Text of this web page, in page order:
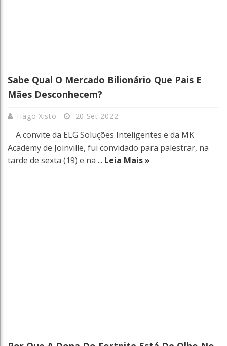
Sabe Qual O Mercado Bilionário Que Pais E
Mães Desconhecem?
Tiago Xisto 20 Set 2022
A convite da ELG Soluções Inteligentes e da MK
Academy de Joinville, fui convidado para palestrar, na
tarde de sexta (19) e na ... Leia Mais »